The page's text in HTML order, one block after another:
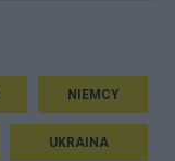
NIEMCY
UKRAINA